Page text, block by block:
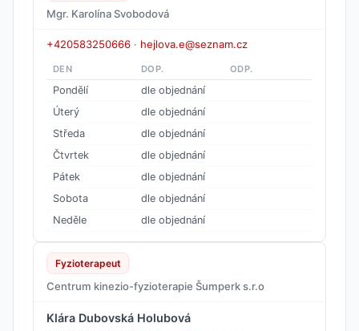
Mgr. Karolína Svobodová
+420583250666 · hejlova.e@seznam.cz
DEN DOP. ODP.
Pondělí
dle objednání
Úterý
dle objednání
Středa
dle objednání
Čtvrtek
dle objednání
Pátek
dle objednání
Sobota
dle objednání
Neděle
dle objednání
Fyzioterapeut
Centrum kinezio-fyzioterapie Šumperk s.r.o
Klára Dubovská Holubová